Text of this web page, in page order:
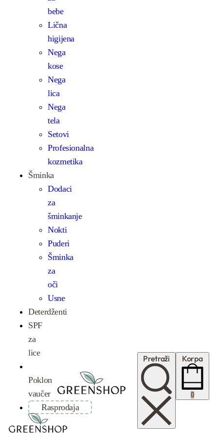
bebe
Lična
higijena
Nega
kose
Nega
lica
Nega
tela
Setovi
Profesionalna
kozmetika
Šminka
Dodaci
za
šminkanje
Nokti
Puderi
Šminka
za
oči
Usne
Deterdženti
SPF
za
lice
Poklon
vaučer
Rasprodaja
Pretraži Korpa
0